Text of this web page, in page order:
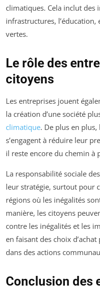
climatiques. Cela inclut des
infrastructures, l’éducation,
vertes.
Le rôle des
citoyens
Les entreprises jouent
la création d’une société
climatique. De plus en plus,
s’engagent à réduire leur
il reste encore du chemin à
La responsabilité sociale
leur stratégie, surtout pour
régions où les inégalités
manière, les citoyens
contre les inégalités et les
en faisant des choix
dans des actions
Conclusion des